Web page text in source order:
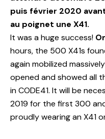
puis février 2020
au poignet une X41.
It was a huge success!
hours, the 500 X41s
again mobilized
opened and showed all
in CODE41. It will be
2019 for the first 300
proudly wearing an X41